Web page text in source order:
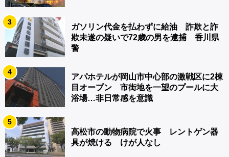
3
ガソリン代金を払わずに給油 詐欺と詐
欺未遂の疑いで72歳の男を逮捕 香川県
警
4
アパホテルが岡山市中心部の激戦区に2棟
目オープン 市街地を一望のプールに大
浴場…非日常感を意識
5
高松市の動物病院で火事 レントゲン器
具が焼ける けが人なし